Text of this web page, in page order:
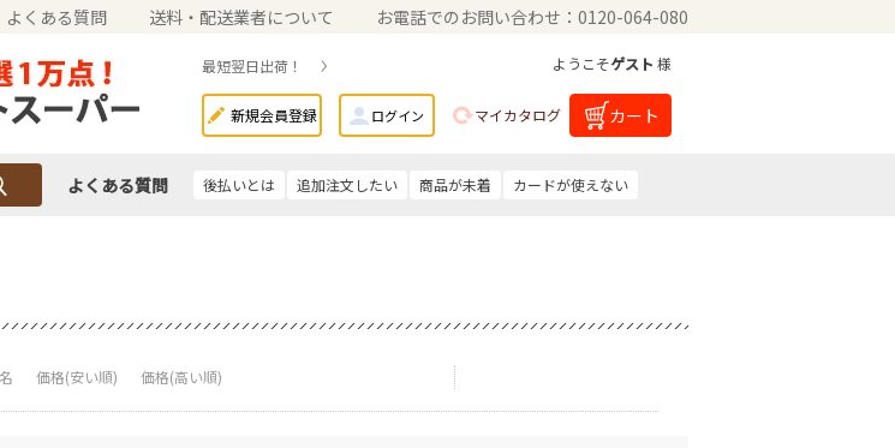
よくある質問 送料・配送業者について お電話でのお問い合わせ：0120-064-080
最短翌日出荷！ ようこそゲスト 様
新規会員登録 ログイン マイカタログ カート
よくある質問 後払いとは 追加注文したい 商品が未着 カードが使えない
価格(安い順) 価格(高い順)